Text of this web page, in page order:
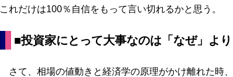
これだけは100％自信をもって言い切れるかと思う。
■投資家にとって大事なのは「なぜ」より
さて、相場の値動きと経済学の原理がかけ離れた時